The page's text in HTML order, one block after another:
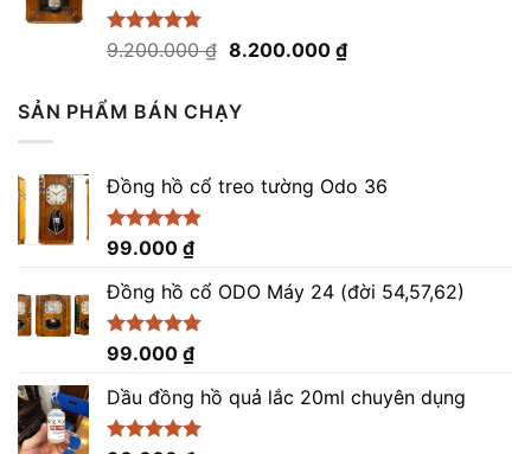
Được xếp
9.200.000₫ Giá
là:
9.200.000 ₫.
8.200.000 ₫Giá
SẢN PHẨM BÁN CHẠY
Đồng hồ cổ treo tường Odo 36
Được xếp
4.86
5 sao
99.000 ₫
Đồng hồ cổ ODO Máy 24 (đời 54,57,62)
Được xếp
5.00
5 sao
99.000 ₫
Dầu đồng hồ quả lắc 20ml chuyên dụng